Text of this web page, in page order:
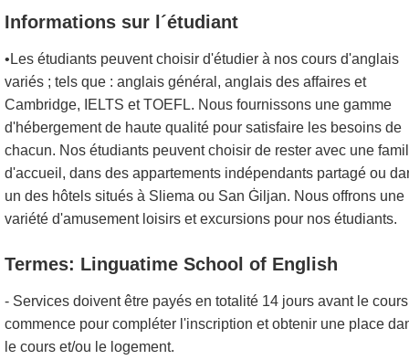
Informations sur l´étudiant
•Les étudiants peuvent choisir d'étudier à nos cours d'anglais
variés ; tels que : anglais général, anglais des affaires et
Cambridge, IELTS et TOEFL. Nous fournissons une gamme
d'hébergement de haute qualité pour satisfaire les besoins de
chacun. Nos étudiants peuvent choisir de rester avec une
d'accueil, dans des appartements indépendants partagé ou
un des hôtels situés à Sliema ou San Ġiljan. Nous offrons une
variété d'amusement loisirs et excursions pour nos étudiants.
Termes: Linguatime School of English
- Services doivent être payés en totalité 14 jours avant le cours
commence pour compléter l'inscription et obtenir une place
le cours et/ou le logement.